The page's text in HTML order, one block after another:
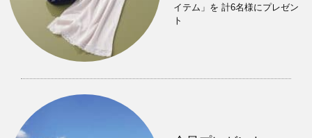
イテム」を 計6名様にプレゼン
ト